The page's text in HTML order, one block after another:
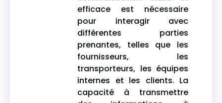
efficace est nécessaire
pour interagir avec
différentes parties
prenantes, telles que les
fournisseurs, les
transporteurs, les équipes
internes et les clients. La
capacité à transmettre